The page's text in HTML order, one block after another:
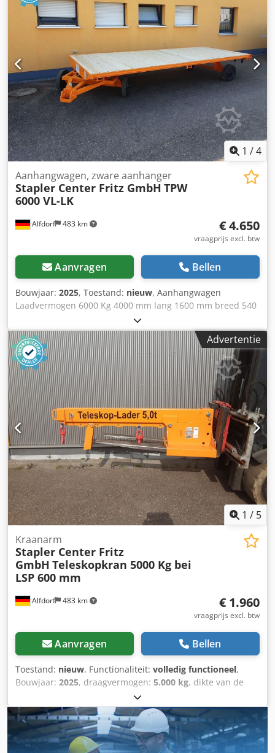
1 /4
Alfdorf 483 km
Aanhangwagen, zware aanhanger
Stapler Center Fritz GmbH TPW
6000 VL-LK
€ 4.650
vraagprijs excl. btw
Aanvragen Bellen
Bouwjaar: 2025, Toestand: nieuw, Aanhangwagen
Laadvermogen 6000 Kg 4000 mm lang 1600 mm breed 540
mm hoog Draaischijf besturing starre naloopas Transport
vloer hout 27 mm Crodpfx Alehwna Aswef
Verstevigingsverbanden 415 x 100 met stalen randen
lakafwerking RAL 2000 dissel met 40 mm oog en
valbescherming
Advertentie
1 / 5
Alfdorf 483 km
Kraanarm
Stapler Center Fritz
GmbH Teleskopkran 5000 Kg bei
LSP 600 mm
€ 1.960
vraagprijs excl. btw
Aanvragen Bellen
Toestand: nieuw, Functionaliteit: volledig functioneel,
Bouwjaar: 2025, draagvermogen: 5.000 kg, dikte van de
180 mm
5000 kg bij lastzwaartepunt 600 mm Telescopische lengte
aan de haak 3600 mm met 950 kg laadvermogen
Draagvermogen van de lastzwaartepunten, zie lastdiagram
een draaibare haak met 5000 kg laadvermogen met